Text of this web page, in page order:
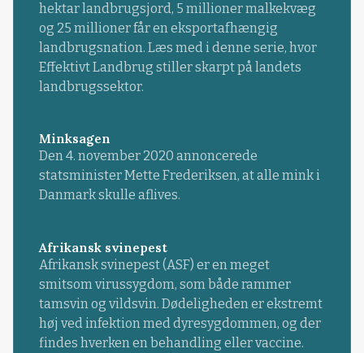
hektar landbrugsjord, 5 millioner malkekvæg
og 25 millioner får en eksportafhængig
landbrugsnation. Læs med i denne serie, hvor
Effektivt Landbrug stiller skarpt på landets
landbrugssektor.
Minksagen
Den 4. november 2020 annoncerede
statsminister Mette Frederiksen, at alle mink i
Danmark skulle aflives.
Afrikansk svinepest
Afrikansk svinepest (ASF) er en meget
smitsom virussygdom, som både rammer
tamsvin og vildsvin. Dødeligheden er ekstremt
høj ved infektion med dyresygdommen, og der
findes hverken en behandling eller vaccine.